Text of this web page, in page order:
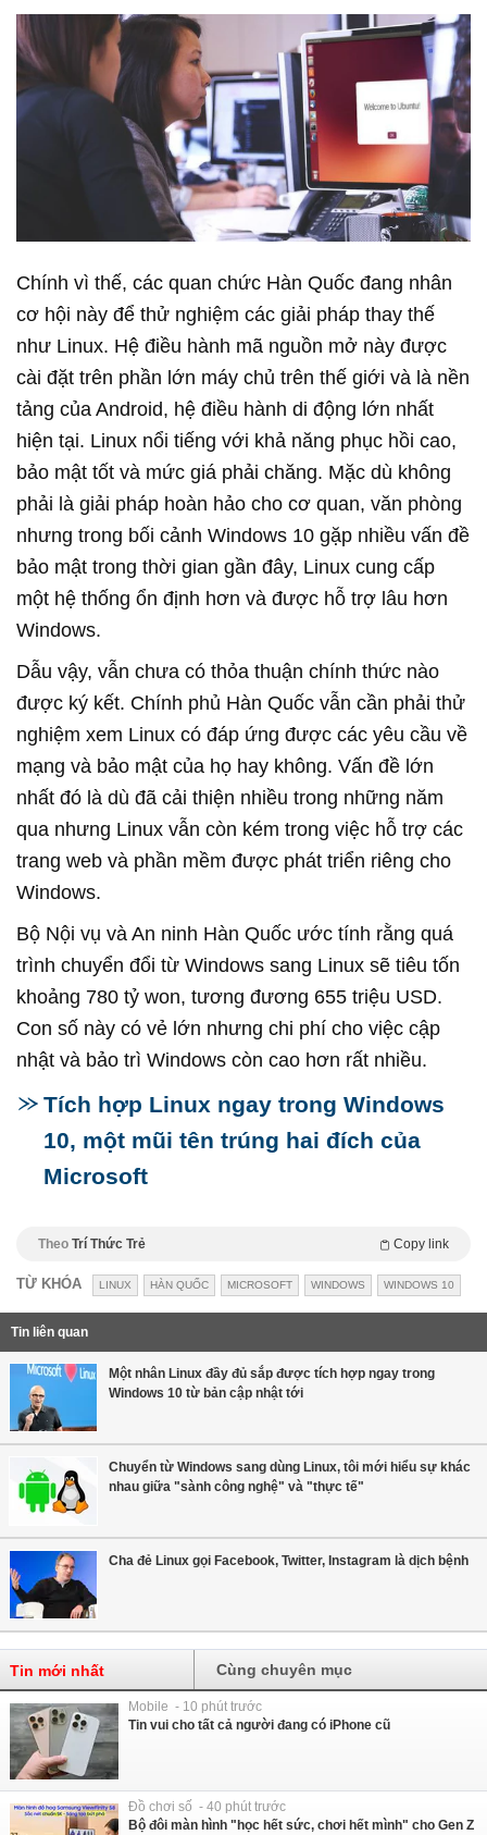
Chính vì thế, các quan chức Hàn Quốc đang nhân
cơ hội này để thử nghiệm các giải pháp thay thế
như Linux. Hệ điều hành mã nguồn mở này được
cài đặt trên phần lớn máy chủ trên thế giới và là nền
tảng của Android, hệ điều hành di động lớn nhất
hiện tại. Linux nổi tiếng với khả năng phục hồi cao,
bảo mật tốt và mức giá phải chăng. Mặc dù không
phải là giải pháp hoàn hảo cho cơ quan, văn phòng
nhưng trong bối cảnh Windows 10 gặp nhiều vấn đề
bảo mật trong thời gian gần đây, Linux cung cấp
một hệ thống ổn định hơn và được hỗ trợ lâu hơn
Windows.
Dẫu vậy, vẫn chưa có thỏa thuận chính thức nào
được ký kết. Chính phủ Hàn Quốc vẫn cần phải thử
nghiệm xem Linux có đáp ứng được các yêu cầu về
mạng và bảo mật của họ hay không. Vấn đề lớn
nhất đó là dù đã cải thiện nhiều trong những năm
qua nhưng Linux vẫn còn kém trong việc hỗ trợ các
trang web và phần mềm được phát triển riêng cho
Windows.
Bộ Nội vụ và An ninh Hàn Quốc ước tính rằng quá
trình chuyển đổi từ Windows sang Linux sẽ tiêu tốn
khoảng 780 tỷ won, tương đương 655 triệu USD.
Con số này có vẻ lớn nhưng chi phí cho việc cập
nhật và bảo trì Windows còn cao hơn rất nhiều.
Tích hợp Linux ngay trong Windows
10, một mũi tên trúng hai đích của
Microsoft
Theo Trí Thức Trẻ Copy link
TỪ KHÓA LINUX HÀN QUỐC MICROSOFT WINDOWS WINDOWS 10
Tin liên quan
Một nhân Linux đầy đủ sắp được tích hợp ngay trong
Windows 10 từ bản cập nhật tới
Chuyển từ Windows sang dùng Linux, tôi mới hiểu sự khác
nhau giữa "sành công nghệ" và "thực tế"
Cha đẻ Linux gọi Facebook, Twitter, Instagram là dịch bệnh
Tin mới nhất Cùng chuyên mục
Mobile - 10 phút trước
Tin vui cho tất cả người đang có iPhone cũ
Đồ chơi số - 40 phút trước
Bộ đôi màn hình "học hết sức, chơi hết mình" cho Gen Z